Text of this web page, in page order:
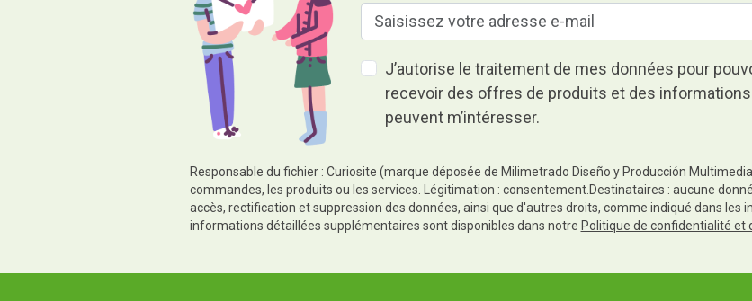
J’autorise le traitement de mes données pour
recevoir des offres de produits et des
peuvent m’intéresser.
Responsable du fichier : Curiosite (marque déposée de Milimetrado Diseño y Producción
commandes, les produits ou les services. Légitimation : consentement.Destinataires : aucune
accès, rectification et suppression des données, ainsi que d'autres droits, comme indiqué dans les
informations détaillées supplémentaires sont disponibles dans notre Politique de confidentialité et